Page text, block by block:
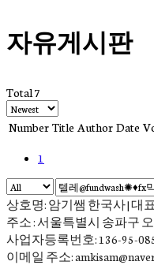
자유게시판
Total 7
Number Title Author Date
1
상호명: 암기쌤 한국사 | 대
주소 : 서울특별시 송파구
사업자등록번호: 136-95-
이메일 주소: